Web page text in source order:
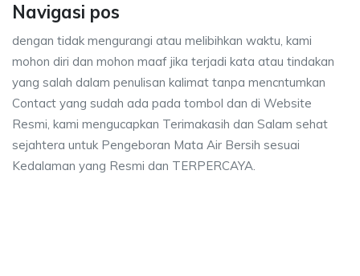
Navigasi pos
dengan tidak mengurangi atau melibihkan waktu, kami
mohon diri dan mohon maaf jika terjadi kata atau tindakan
yang salah dalam penulisan kalimat tanpa mencntumkan
Contact yang sudah ada pada tombol dan di Website
Resmi, kami mengucapkan Terimakasih dan Salam sehat
sejahtera untuk Pengeboran Mata Air Bersih sesuai
Kedalaman yang Resmi dan TERPERCAYA.